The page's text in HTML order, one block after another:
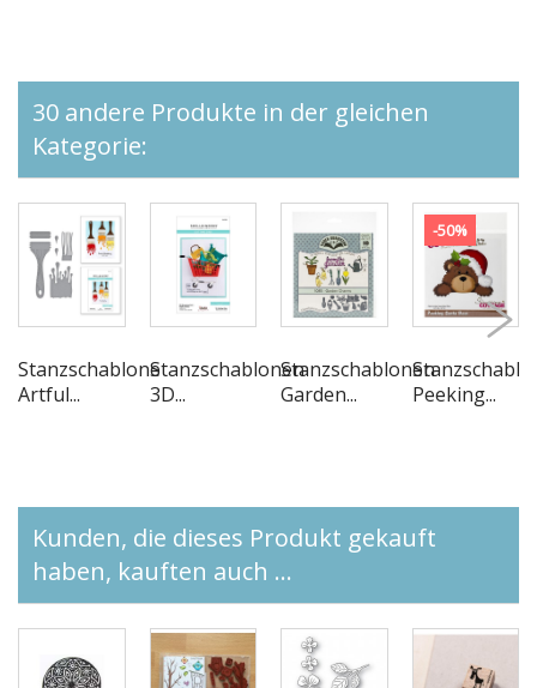
30 andere Produkte in der gleichen
Kategorie:
Stanzschablone
Artful...
Stanzschablonen
3D...
Stanzschablonen
Garden...
-50%
Peeking...
Kunden, die dieses Produkt gekauft
haben, kauften auch ...